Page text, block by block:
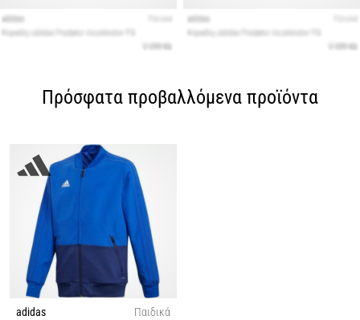
Πρόσφατα προβαλλόμενα προϊόντα
adidas
Παιδικά